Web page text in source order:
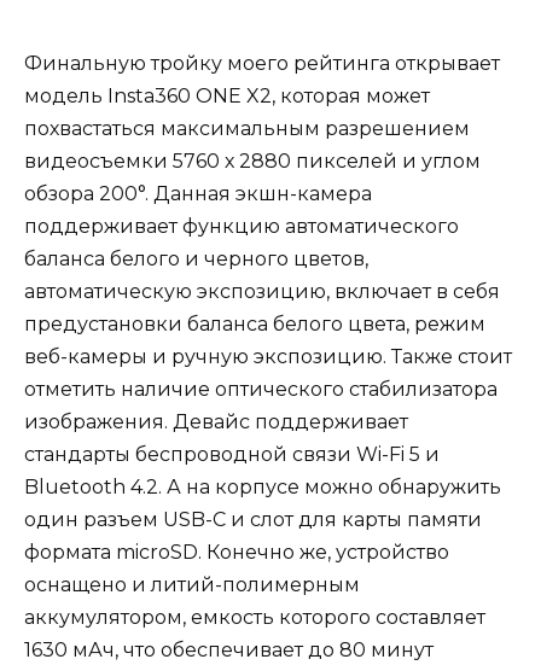
Финальную тройку моего рейтинга открывает
модель Insta360 ONE X2, которая может
похвастаться максимальным разрешением
видеосъемки 5760 х 2880 пикселей и углом
обзора 200°. Данная экшн-камера
поддерживает функцию автоматического
баланса белого и черного цветов,
автоматическую экспозицию, включает в себя
предустановки баланса белого цвета, режим
веб-камеры и ручную экспозицию. Также стоит
отметить наличие оптического стабилизатора
изображения. Девайс поддерживает
стандарты беспроводной связи Wi-Fi 5 и
Bluetooth 4.2. А на корпусе можно обнаружить
один разъем USB-C и слот для карты памяти
формата microSD. Конечно же, устройство
оснащено и литий-полимерным
аккумулятором, емкость которого составляет
1630 мАч, что обеспечивает до 80 минут